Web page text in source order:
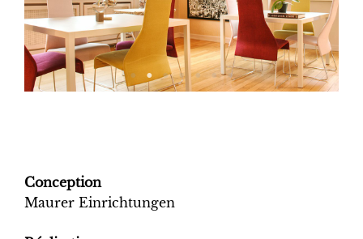
Conception
Maurer Einrichtungen